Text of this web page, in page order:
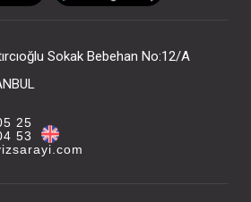
Sokak Bebehan No:12/A
25
53